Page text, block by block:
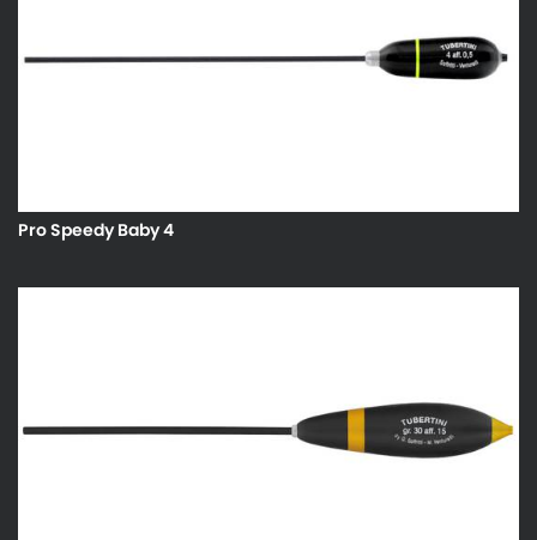
Pro Speedy Baby 4